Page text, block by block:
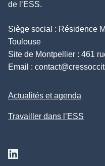
de l’ESS.
Siège social : Résidence
Toulouse
Site de Montpellier : 461
Email :
Actualités et agenda
Travailler dans l’ESS